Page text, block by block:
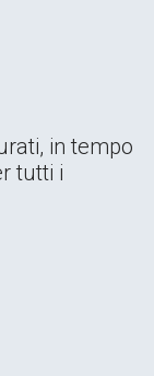
in tempo
tutti i